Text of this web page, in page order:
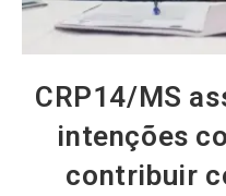
CRP14/MS
intenções
contribuir